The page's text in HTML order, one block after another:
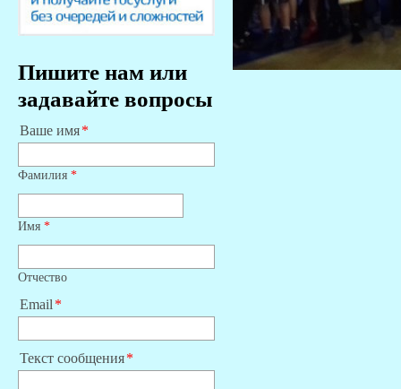
Пишите нам или
задавайте вопросы
Ваше имя
Фамилия *
Имя *
Отчество
Email
Текст сообщения